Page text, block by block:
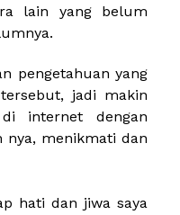
lain yang belum
pengetahuan yang
jadi makin
internet dengan
nya, menikmati dan
hati dan jiwa saya